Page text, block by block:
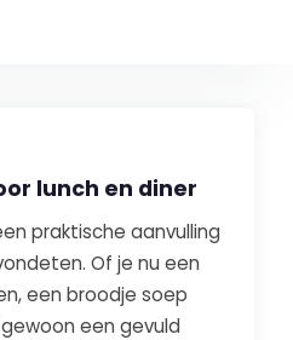
lunch en diner
praktische aanvulling
Of je nu een
een broodje soep
een gevuld